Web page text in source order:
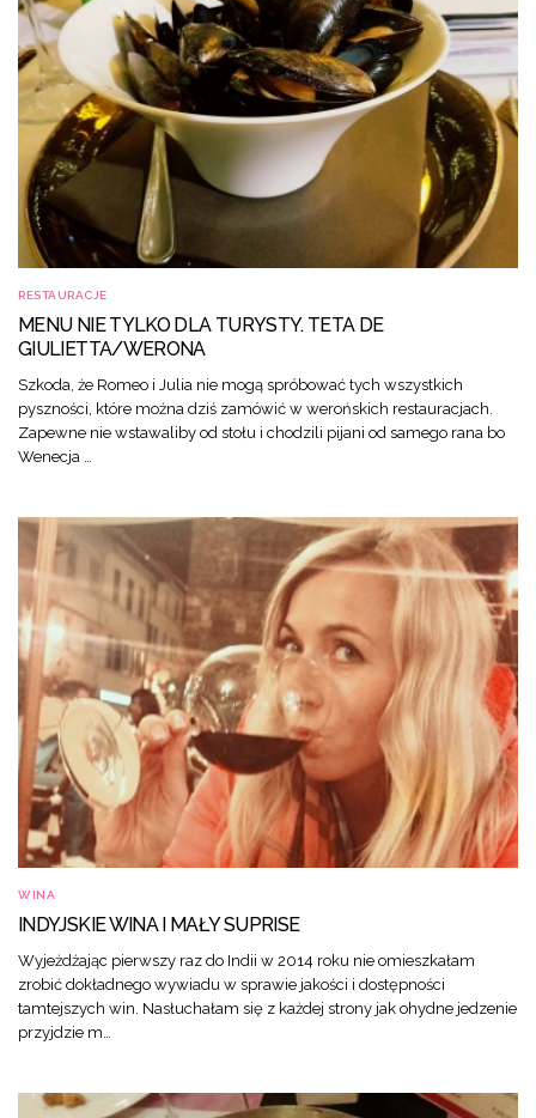
RESTAURACJE
MENU NIE TYLKO DLA TURYSTY. TETA DE
GIULIETTA/WERONA
Szkoda, że Romeo i Julia nie mogą spróbować tych wszystkich
pyszności, które można dziś zamówić w werońskich restauracjach.
Zapewne nie wstawaliby od stołu i chodzili pijani od samego rana bo
Wenecja …
WINA
INDYJSKIE WINA I MAŁY SUPRISE
Wyjeżdżając pierwszy raz do Indii w 2014 roku nie omieszkałam
zrobić dokładnego wywiadu w sprawie jakości i dostępności
tamtejszych win. Nasłuchałam się z każdej strony jak ohydne jedzenie
przyjdzie m…